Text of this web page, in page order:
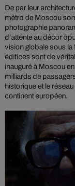
De par leur
métro de Moscou
photographie
d’attente au décor
vision globale sous la
édifices sont de
inauguré à Moscou
milliards de
historique et le
continent européen.